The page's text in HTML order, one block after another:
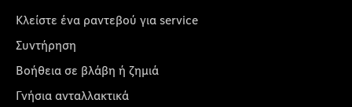
Κλείστε ένα ραντεβού για service
Συντήρηση
Βοήθεια σε βλάβη ή ζημιά
Γνήσια ανταλλακτικά